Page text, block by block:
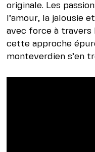
originale. Les
l’amour, la jalousie
avec force à travers
cette approche
monteverdien s’en